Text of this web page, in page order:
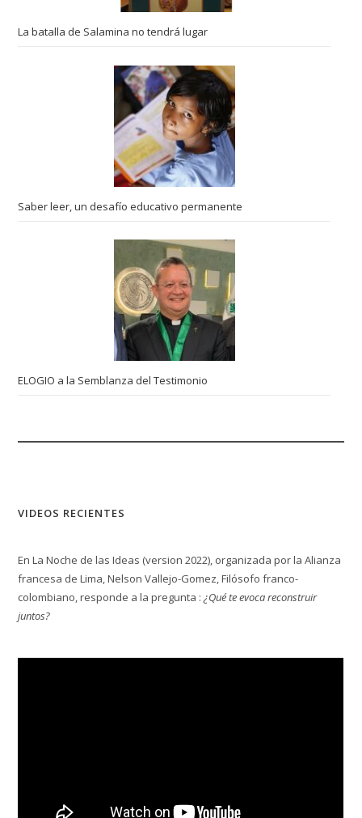
La batalla de Salamina no tendrá lugar
Saber leer, un desafío educativo permanente
ELOGIO a la Semblanza del Testimonio
VIDEOS RECIENTES
En La Noche de las Ideas (version 2022), organizada por la Alianza
francesa de Lima, Nelson Vallejo-Gomez, Filósofo franco-
colombiano, responde a la pregunta :¿Qué te evoca reconstruir
juntos?